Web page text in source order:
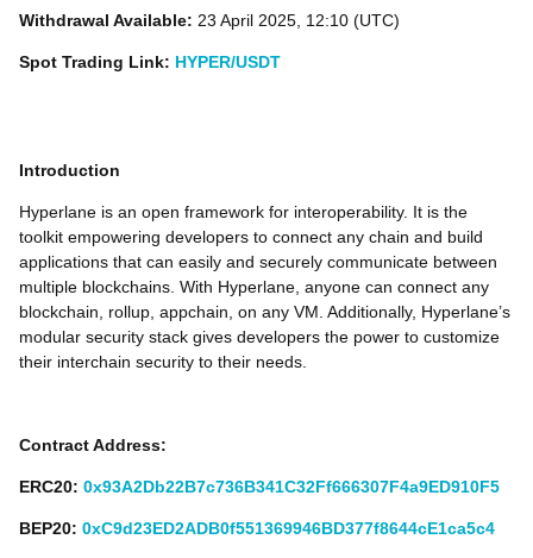
Withdrawal Available: 23 April 2025, 12:10 (UTC)
Spot Trading Link: HYPER/USDT
Introduction
Hyperlane is an open framework for interoperability. It is the
toolkit empowering developers to connect any chain and build
applications that can easily and securely communicate between
multiple blockchains. With Hyperlane, anyone can connect any
blockchain, rollup, appchain, on any VM. Additionally, Hyperlane’s
modular security stack gives developers the power to customize
their interchain security to their needs.
Contract Address:
ERC20: 0x93A2Db22B7c736B341C32Ff666307F4a9ED910F5
BEP20: 0xC9d23ED2ADB0f551369946BD377f8644cE1ca5c4